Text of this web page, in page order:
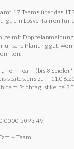
17 Teams über das
ein Losverfahren für
mit
unsere Planung gut,
ein Team (bis 8
spätestens zum
dem Stichtag ist keine
0000 5093 49
+ Team